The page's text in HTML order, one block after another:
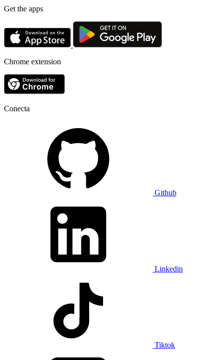
Get the apps
Chrome extension
Conecta
Github
Linkedin
Tiktok